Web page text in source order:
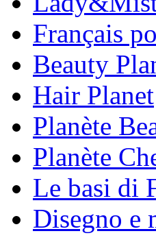
Français
Beauty
Hair Planet
Planète
Planète
Le basi di
Disegno e